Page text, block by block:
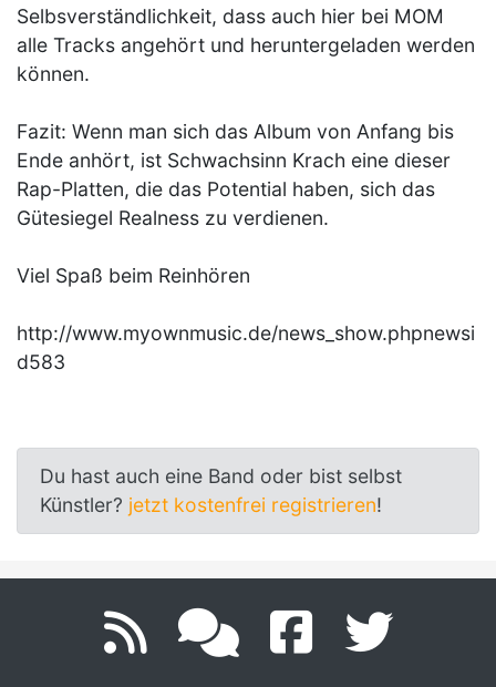
Selbsverständlichkeit, dass auch hier bei MOM
alle Tracks angehört und heruntergeladen werden
können.
Fazit: Wenn man sich das Album von Anfang bis
Ende anhört, ist Schwachsinn Krach eine dieser
Rap-Platten, die das Potential haben, sich das
Gütesiegel Realness zu verdienen.
Viel Spaß beim Reinhören
http://www.myownmusic.de/news_show.phpnewsi
d583
Du hast auch eine Band oder bist selbst
Künstler? jetzt kostenfrei registrieren!